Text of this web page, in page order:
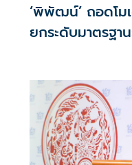
‘พิพัฒน์’ ถอดโม
ยกระดับมาตรฐา